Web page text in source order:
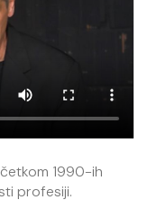
1990-ih
profesiji.